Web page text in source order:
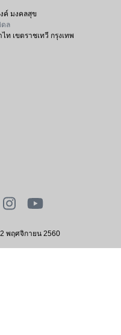
ค์ มงคลสุข
ล
เขตราชเทวี กรุงเทพ
พฤศจิกายน 2560